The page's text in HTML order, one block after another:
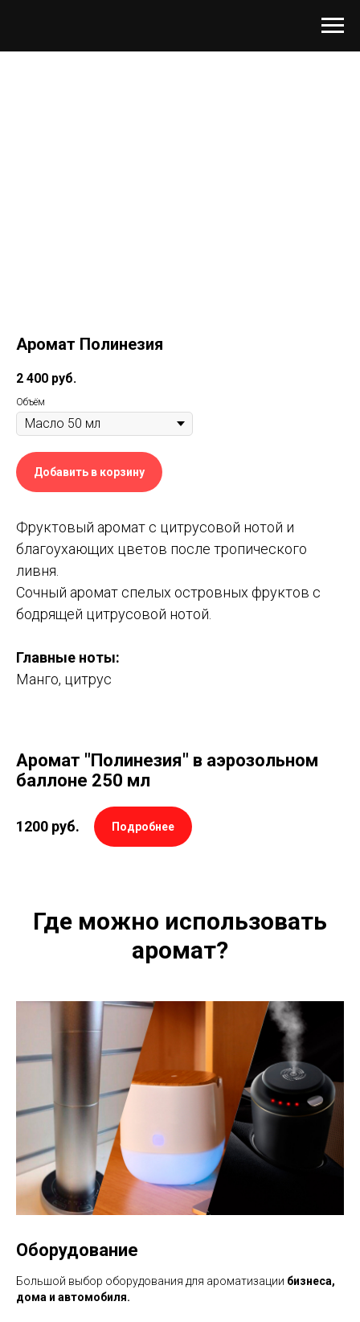
Аромат Полинезия
2 400 руб.
Объём
Добавить в корзину
Фруктовый аромат с цитрусовой нотой и
благоухающих цветов после тропического
ливня.
Сочный аромат спелых островных фруктов с
бодрящей цитрусовой нотой.
Главные ноты:
Манго, цитрус
Аромат "Полинезия" в аэрозольном
баллоне 250 мл
1200 руб. Подробнее
Где можно использовать
аромат?
Оборудование
Большой выбор оборудования для ароматизации бизнеса,
дома и автомобиля.